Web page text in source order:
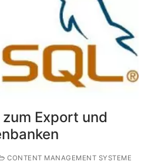
Export und
CONTENT MANAGEMENT SYSTEME